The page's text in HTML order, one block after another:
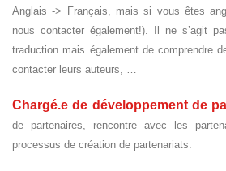
Anglais -> Français, mais si vous êtes
nous contacter également!). Il ne s’agit
traduction mais également de comprendre
contacter leurs auteurs, …
Chargé.e de développement de
de partenaires, rencontre avec les
processus de création de partenariats.